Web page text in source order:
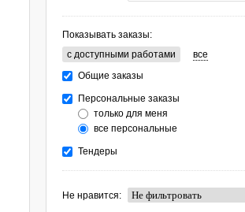
Показывать заказы:
c доступными работами
все
Общие заказы
Персональные заказы
только для меня
все персональные
Тендеры
Не нравится: